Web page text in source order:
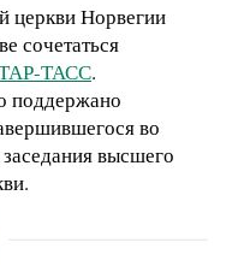
церкви Норвегии
сочетаться
ТАСС.
поддержано
во
высшего